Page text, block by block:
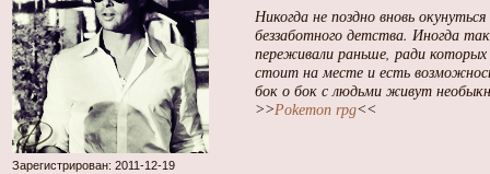
Зарегистрирован: 2011-12-19
Никогда не поздно вновь
беззаботного детства. Иногда
переживали раньше, ради
стоит на месте и есть
бок о бок с людьми живут
>>Pokemon rpg<<